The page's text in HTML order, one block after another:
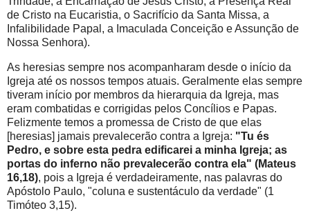
de Cristo na Eucaristia, o Sacrifício da Santa Missa, a
Infalibilidade Papal, a Imaculada Conceição e Assunção de
Nossa Senhora).
As heresias sempre nos acompanharam desde o início da
Igreja até os nossos tempos atuais. Geralmente elas sempre
tiveram início por membros da hierarquia da Igreja, mas
eram combatidas e corrigidas pelos Concílios e Papas.
Felizmente temos a promessa de Cristo de que elas
[heresias] jamais prevalecerão contra a Igreja: "Tu és
Pedro, e sobre esta pedra edificarei a minha Igreja; as
portas do inferno não prevalecerão contra ela" (Mateus
16,18), pois a Igreja é verdadeiramente, nas palavras do
Apóstolo Paulo, "coluna e sustentáculo da verdade" (1
Timóteo 3,15).